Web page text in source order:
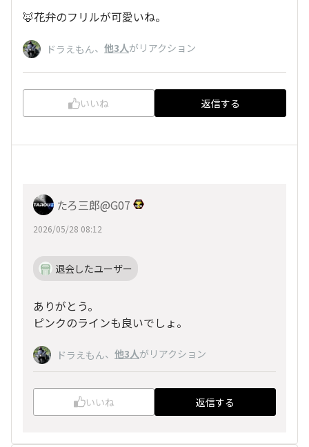
🦊花弁のフリルが可愛いね。
ドラえもん、 他3人がリアクション
いいね 返信する
たろ三郎@G07
2026/05/28 08:12
退会したユーザー
ありがとう。
ピンクのラインも良いでしょ。
ドラえもん、 他3人がリアクション
いいね 返信する